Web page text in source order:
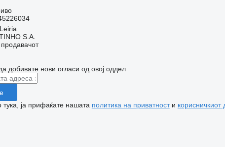
S.A.
продавачот
добивате нови огласи од овој оддел
ја прифаќате нашата политика на приватности корисничкиот